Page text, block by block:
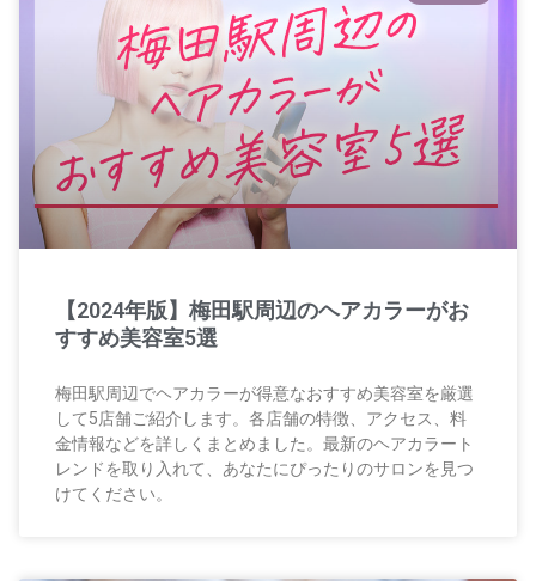
【2024年版】梅田駅周辺のヘアカラーがお
すすめ美容室5選
梅田駅周辺でヘアカラーが得意なおすすめ美容室を厳選
して5店舗ご紹介します。各店舗の特徴、アクセス、料
金情報などを詳しくまとめました。最新のヘアカラート
レンドを取り入れて、あなたにぴったりのサロンを見つ
けてください。